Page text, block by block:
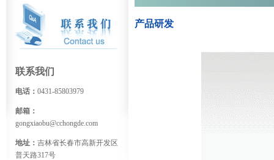
联系我们
电话： 0431-85803979
邮箱：
gongxiaobu@cchongde.com
地址： 吉林省长春市高新开发区
普天路317号
产品研发